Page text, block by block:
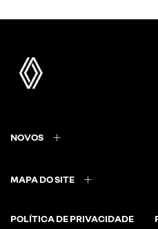
NOVOS
MAPA DO SITE
POLÍTICA DE PRIVACIDADE